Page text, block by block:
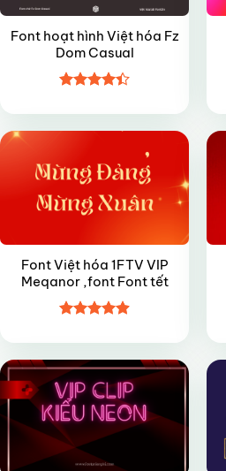
Font hoạt hình Việt hóa Fz
Dom Casual
hạng4.4
5 sao
Font Việt hóa 1FTV VIP
Meqanor ,font Font tết
hạng4.95
sao